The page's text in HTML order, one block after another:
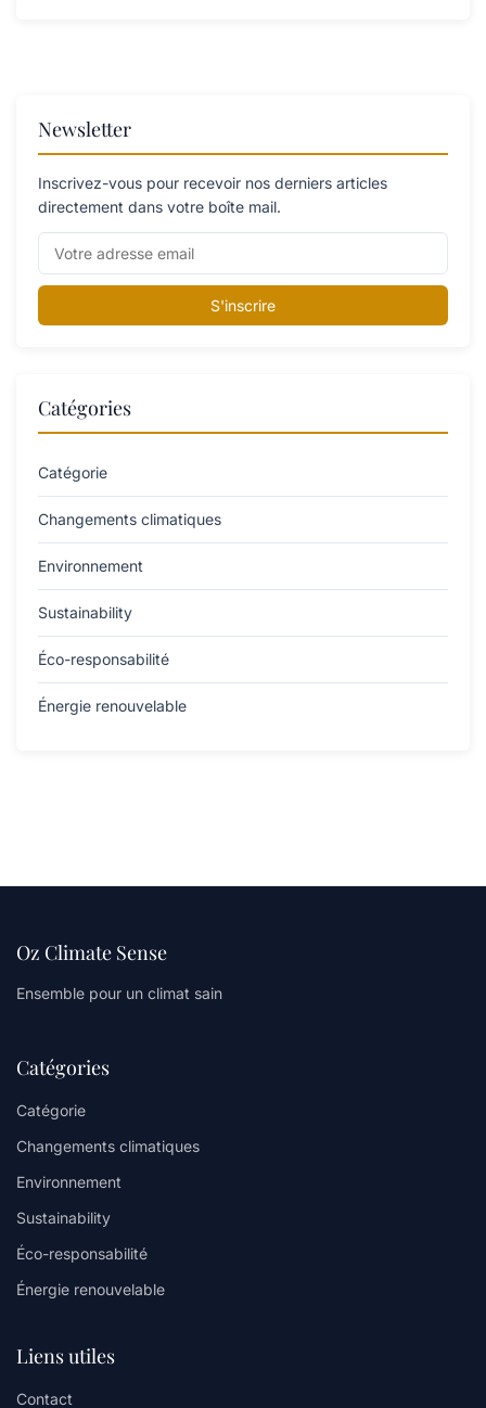
Newsletter
Inscrivez-vous pour recevoir nos derniers articles
directement dans votre boîte mail.
S'inscrire
Catégories
Catégorie
Changements climatiques
Environnement
Sustainability
Éco-responsabilité
Énergie renouvelable
Oz Climate Sense
Ensemble pour un climat sain
Catégories
Catégorie
Changements climatiques
Environnement
Sustainability
Éco-responsabilité
Énergie renouvelable
Liens utiles
Contact